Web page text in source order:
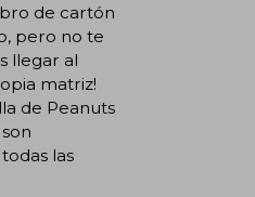
de cartón
pero no te
llegar al
matriz!
de Peanuts
las